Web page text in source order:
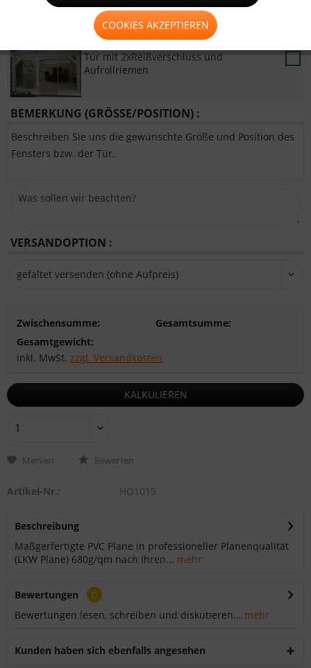
kleines Fenster (bis 1,25m²)
Tür mit 2xReißverschluss und
Aufrollriemen
BEMERKUNG (GRÖSSE/POSITION) :
Beschreiben Sie uns die gewünschte Größe und Position des
Fensters bzw. der Tür.
VERSANDOPTION :
Zwischensumme:
Gesamtsumme:
Gesamtgewicht:
inkl. MwSt.zzgl. Versandkosten
KALKULIEREN
Merken Bewerten
Artikel-Nr.: HO1019
Beschreibung
Maßgerfertigte PVC Plane in professioneller Planenqualität
(LKW Plane) 680g/qm nach Ihren... mehr
Bewertungen
0
Bewertungen lesen, schreiben und diskutieren... mehr
Kunden haben sich ebenfalls angesehen
COOKIES AKZEPTIEREN